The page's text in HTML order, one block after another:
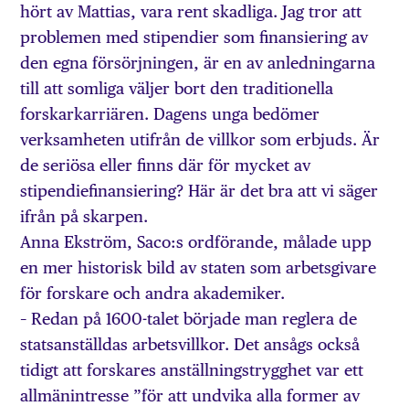
hört av Mattias, vara rent skadliga. Jag tror att
problemen med stipendier som finansiering av
den egna försörjningen, är en av anledningarna
till att somliga väljer bort den traditionella
forskarkarriären. Dagens unga bedömer
verksamheten utifrån de villkor som erbjuds. Är
de seriösa eller finns där för mycket av
stipendiefinansiering? Här är det bra att vi säger
ifrån på skarpen.
Anna Ekström, Saco:s ordförande, målade upp
en mer historisk bild av staten som arbetsgivare
för forskare och andra akademiker.
– Redan på 1600-talet började man reglera de
statsanställdas arbetsvillkor. Det ansågs också
tidigt att forskares anställningstrygghet var ett
allmänintresse ”för att undvika alla former av